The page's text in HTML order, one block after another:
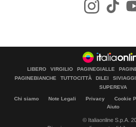
LIBERO VIRGILIO PAGINEGIALLE
PAGINEBIANCHE
TUTTOCITTÀ DILEI
SUPEREVA
Chi siamo Note Legali Privacy Cookie
Aiuto
© Italiaonline S.p.A.